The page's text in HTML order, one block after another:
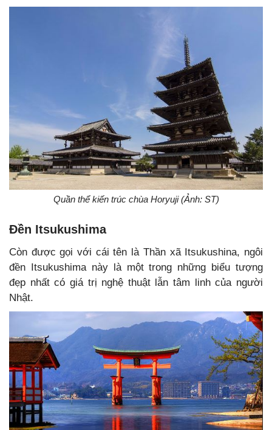
Quần thể kiến trúc chùa Horyuji (Ảnh: ST)
Đền Itsukushima
Còn được gọi với cái tên là Thần xã Itsukushina, ngôi
đền Itsukushima này là một trong những biểu tượng
đẹp nhất có giá trị nghệ thuật lẫn tâm linh của người
Nhật.